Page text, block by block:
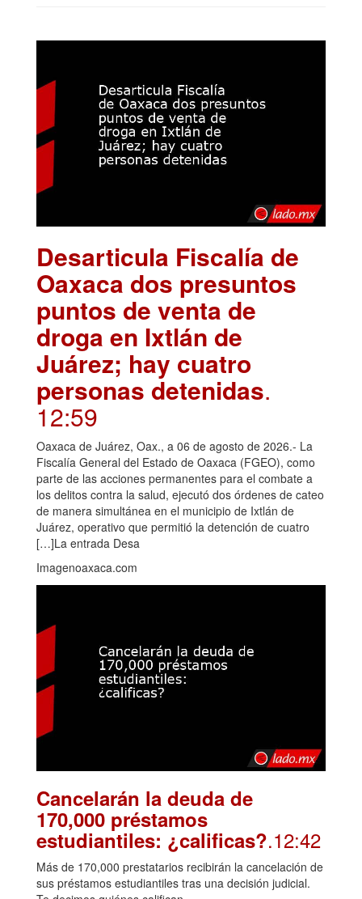
Desarticula Fiscalía de
Oaxaca dos presuntos
puntos de venta de
droga en Ixtlán de
Juárez; hay cuatro
personas detenidas.
12:59
Oaxaca de Juárez, Oax., a 06 de agosto de 2026.- La
Fiscalía General del Estado de Oaxaca (FGEO), como
parte de las acciones permanentes para el combate a
los delitos contra la salud, ejecutó dos órdenes de cateo
de manera simultánea en el municipio de Ixtlán de
Juárez, operativo que permitió la detención de cuatro
[…]La entrada Desa
Imagenoaxaca.com
Cancelarán la deuda de
170,000 préstamos
estudiantiles: ¿calificas?.12:42
Más de 170,000 prestatarios recibirán la cancelación de
sus préstamos estudiantiles tras una decisión judicial.